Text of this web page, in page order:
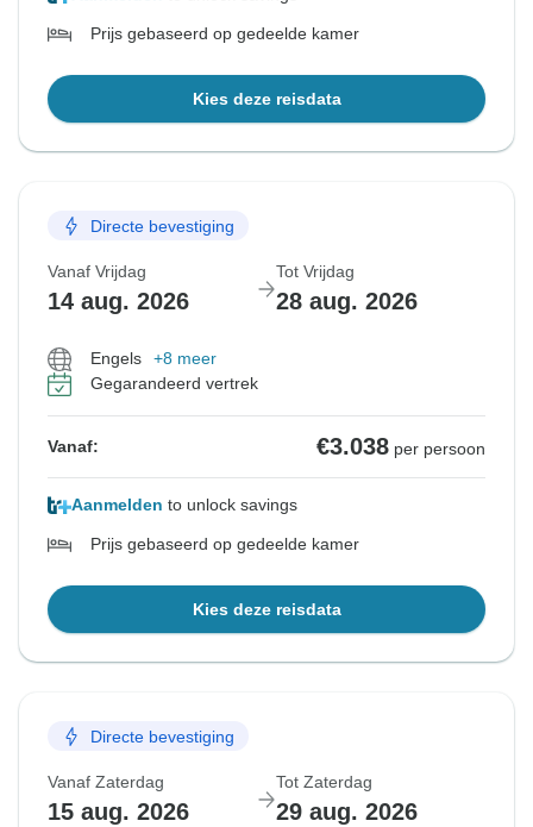
Prijs gebaseerd op gedeelde kamer
Kies deze reisdata
Directe bevestiging
Vanaf Vrijdag
14 aug. 2026
Tot Vrijdag
28 aug. 2026
Engels
+8 meer
Gegarandeerd vertrek
Vanaf: €3.038 per persoon
Aanmelden to unlock savings
Prijs gebaseerd op gedeelde kamer
Kies deze reisdata
Directe bevestiging
Vanaf Zaterdag
15 aug. 2026
Tot Zaterdag
29 aug. 2026